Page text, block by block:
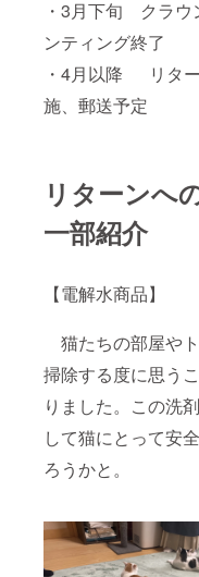
・3月下旬 クラウ
ンティング終了
・4月以降 リタ
施、郵送予定
リターンへ
一部紹介
【電解水商品】
猫たちの部屋や
掃除する度に思う
りました。この洗
して猫にとって安
ろうかと。